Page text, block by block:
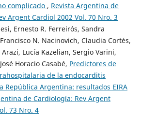
complicado , Revista Argentina de
Argent Cardiol 2002 Vol. 70 Nro. 3
Ernesto R. Ferreirós, Sandra
N. Nacinovich, Claudia Cortés,
Lucía Kazelian, Sergio Varini,
Horacio Casabé, Predictores de
de la endocarditis
República Argentina: resultados EIRA
de Cardiología: Rev Argent
73 Nro. 4